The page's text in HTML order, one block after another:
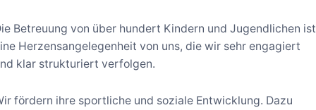
Betreuung von über hundert Kindern und Jugendlichen ist
Herzensangelegenheit von uns, die wir sehr engagiert
klar strukturiert verfolgen.
fördern ihre sportliche und soziale Entwicklung. Dazu